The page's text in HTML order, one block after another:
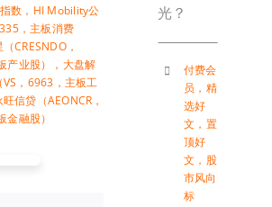
数 ， HI Mobility公
，主板消费
CRESNDO，
产业股）
， 大盘解
VS，6963，主板工
旺信贷（AEONCR，
金融股）
光？
付费会
员 ， 精
选好
文 ， 置
顶好
文 ， 股
市风向
标